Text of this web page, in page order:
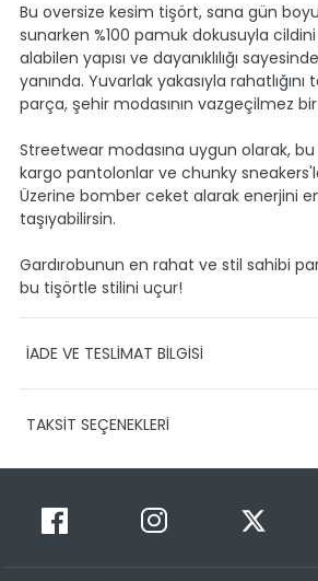
Bu oversize kesim tişört, sana gün
sunarken %100 pamuk dokusuyla cildini
alabilen yapısı ve dayanıklılığı
yanında. Yuvarlak yakasıyla rahatlığını
parça, şehir modasının vazgeçilmez
Streetwear modasına uygun olarak,
kargo pantolonlar ve chunky
Üzerine bomber ceket alarak enerjini
taşıyabilirsin.
Gardırobunun en rahat ve stil sahibi
bu tişörtle stilini uçur!
İADE VE TESLİMAT BİLGİSİ
Ürünlerinizin gönderimini anlaşmalı
1-3 iş günü içerisinde kargoya
Siparişimin kargo takibini nasıl
TAKSİT SEÇENEKLERİ
Taksit Sayısı Taksit Miktarı
499,95 TL